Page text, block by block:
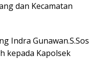
dan Kecamatan
Indra Gunawan.S.Sos
kepada Kapolsek